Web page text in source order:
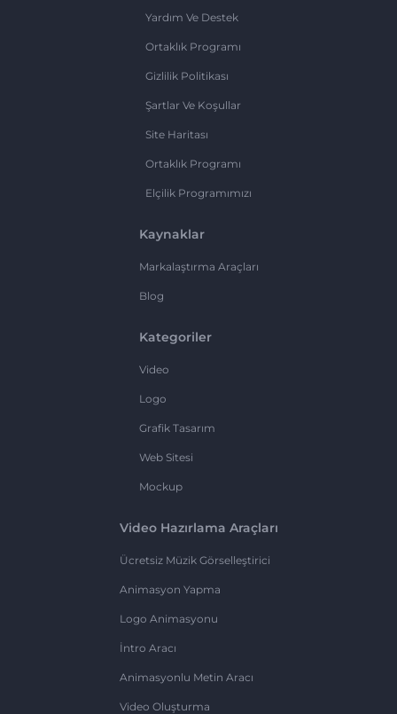
Yardım Ve Destek
Ortaklık Programı
Gizlilik Politikası
Şartlar Ve Koşullar
Site Haritası
Ortaklık Programı
Elçilik Programımızı
Kaynaklar
Markalaştırma Araçları
Blog
Kategoriler
Video
Logo
Grafik Tasarım
Web Sitesi
Mockup
Video Hazırlama Araçları
Ücretsiz Müzik Görselleştirici
Animasyon Yapma
Logo Animasyonu
İntro Aracı
Animasyonlu Metin Aracı
Video Oluşturma